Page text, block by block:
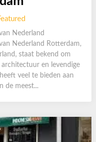
Nederland
Nederland Rotterdam,
staat bekend om
en levendige
veel te bieden aan
de meest...